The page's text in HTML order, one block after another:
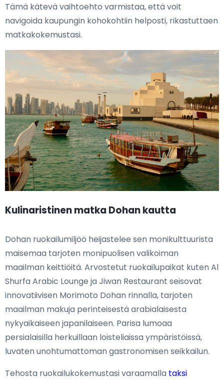
Tämä kätevä vaihtoehto varmistaa, että voit
navigoida kaupungin kohokohtiin helposti, rikastuttaen
matkakokemustasi.
Kulinaristinen matka Dohan kautta
Dohan ruokailumiljöö heijastelee sen monikulttuurista
maisemaa tarjoten monipuolisen valikoiman
maailman keittiöitä. Arvostetut ruokailupaikat kuten Al
Shurfa Arabic Lounge ja Jiwan Restaurant seisovat
innovatiivisen Morimoto Dohan rinnalla, tarjoten
maailman makuja perinteisestä arabialaisesta
nykyaikaiseen japanilaiseen. Parisa lumoaa
persialaisilla herkuillaan loisteliaissa ympäristöissä,
luvaten unohtumattoman gastronomisen seikkailun.
Tehosta ruokailukokemustasi varaamalla taksi